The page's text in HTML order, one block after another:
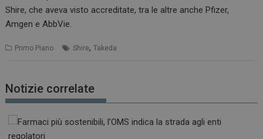
Shire, che aveva visto accreditate, tra le altre anche Pfizer,
Amgen e AbbVie.
Primo Piano Shire,Takeda
Notizie correlate